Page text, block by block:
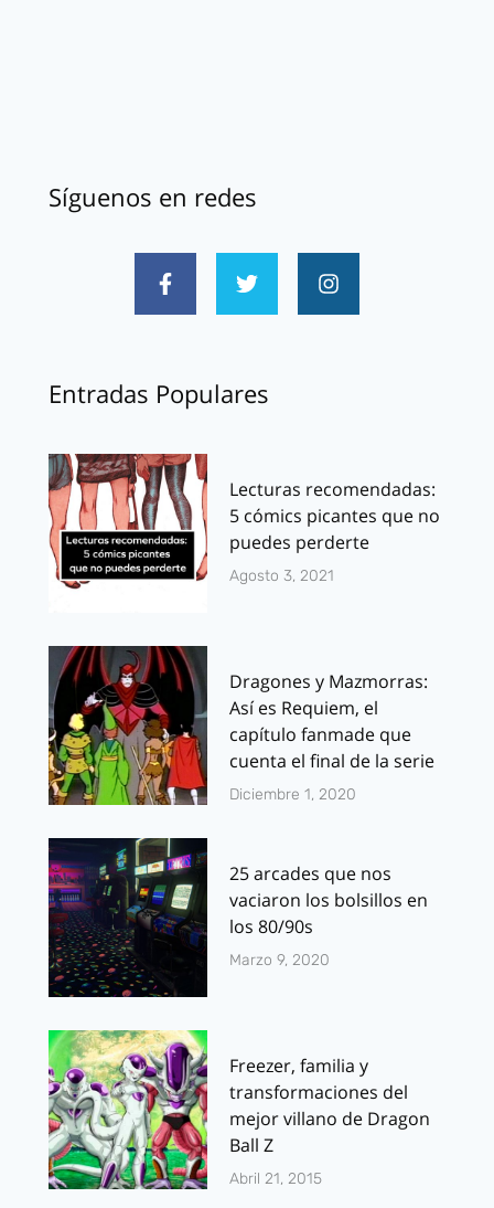
Síguenos en redes
Entradas Populares
Lecturas recomendadas:
5 cómics picantes que no
puedes perderte
Agosto 3, 2021
Dragones y Mazmorras:
Así es Requiem, el
capítulo fanmade que
cuenta el final de la serie
Diciembre 1, 2020
25 arcades que nos
vaciaron los bolsillos en
los 80/90s
Marzo 9, 2020
Freezer, familia y
transformaciones del
mejor villano de Dragon
Ball Z
Abril 21, 2015